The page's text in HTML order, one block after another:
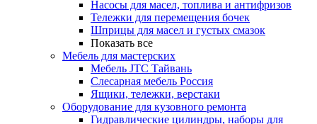
Насосы для масел, топлива и антифризов
Тележки для перемещения бочек
Шприцы для масел и густых смазок
Показать все
Мебель для мастерских
Мебель JTC Тайвань
Слесарная мебель Россия
Ящики, тележки, верстаки
Оборудование для кузовного ремонта
Гидравлические цилиндры, наборы для